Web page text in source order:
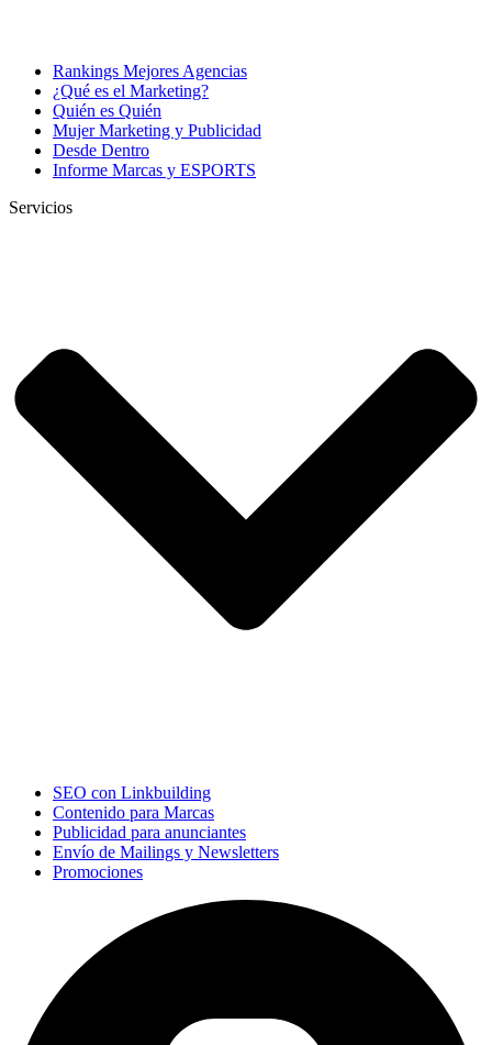
Rankings Mejores Agencias
¿Qué es el Marketing?
Quién es Quién
Mujer Marketing y Publicidad
Desde Dentro
Informe Marcas y ESPORTS
Servicios
SEO con Linkbuilding
Contenido para Marcas
Publicidad para anunciantes
Envío de Mailings y Newsletters
Promociones